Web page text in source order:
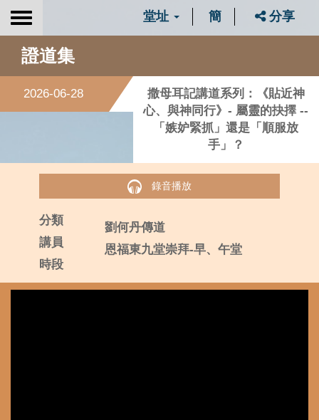
Toggle
堂址 簡 分享
證道集
2026-06-28
撒母耳記講道系列：《貼近神
心、與神同行》- 屬靈的抉擇 --
「嫉妒緊抓」還是「順服放
手」？
錄音播放
分類
講員
時段
劉何丹傳道
恩福東九堂崇拜-早、午堂